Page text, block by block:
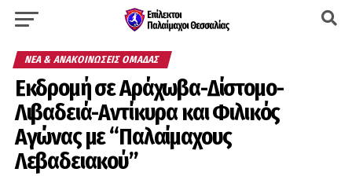
ΝΈΑ & ΑΝΑΚΟΙΝΏΣΕΙΣ ΟΜΆΔΑΣ
Εκδρομή σε Αράχωβα-Δίστομο-
Λιβαδειά-Αντίκυρα και Φιλικός
Αγώνας με “Παλαίμαχους
Λεβαδειακού”